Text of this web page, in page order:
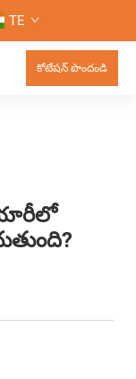
TE
కోటేషన్ పొందండి